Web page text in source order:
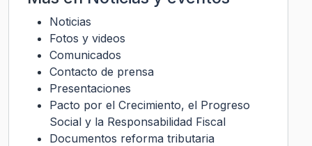
Noticias
Fotos y videos
Comunicados
Contacto de prensa
Presentaciones
Pacto por el Crecimiento, el Progreso
Social y la Responsabilidad Fiscal
Documentos reforma tributaria